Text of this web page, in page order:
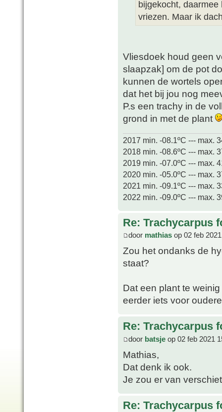
bijgekocht,
vriezen. Maar ik
Vliesdoek houd geen
slaapzak] om de pot
kunnen de wortels
dat het bij jou nog
P.s een trachy in de
grond in met de plant
2017 min. -08.1ºC --- max.
2018 min. -08.6ºC --- max.
2019 min. -07.0ºC --- max.
2020 min. -05.0ºC --- max.
2021 min. -09.1ºC --- max.
2022 min. -09.0ºC --- max.
Re: Trachycarpus
door mathias op 02 feb
Zou het ondanks de
staat?
Dat een plant te
eerder iets voor
Re: Trachycarpus
door batsje op 02 feb 2021
Mathias,
Dat denk ik ook.
Je zou er van
Re: Trachycarpus